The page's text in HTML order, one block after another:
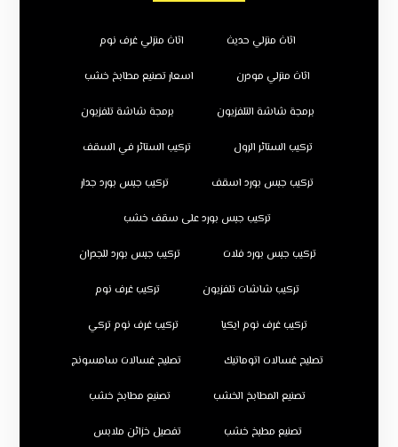
اثاث منزلي حديث اثاث منزلي غرف نوم
اثاث منزلي مودرن اسعار تصنيع مطابخ خشب
برمجة شاشة التلفزيون برمجة شاشة تلفزيون
تركيب الستائر الرول تركيب الستائر في السقف
تركيب جبس بورد اسقف تركيب جبس بورد جدار
تركيب جبس بورد على سقف خشب
تركيب جبس بورد فلات تركيب جبس بورد للجدران
تركيب شاشات تلفزيون تركيب غرف نوم
تركيب غرف نوم ايكيا تركيب غرف نوم تركي
تصليح غسالات اتوماتيك تصليح غسالات سامسونج
تصنيع المطابخ الخشب تصنيع مطابخ خشب
تصنيع مطبخ خشب تفصيل خزائن ملابس